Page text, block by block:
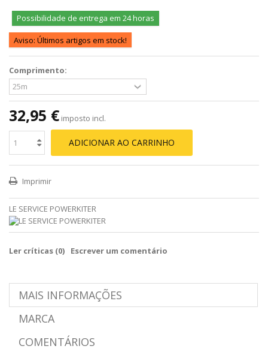
Possibilidade de entrega em 24 horas
Aviso: Últimos artigos em stock!
Comprimento:
32,95 € imposto incl.
ADICIONAR AO CARRINHO
Imprimir
LE SERVICE POWERKITER
Ler críticas (0) Escrever um comentário
MAIS INFORMAÇÕES
MARCA
COMENTÁRIOS